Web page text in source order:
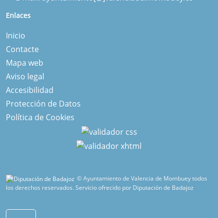
Enlaces
Inicio
Contacte
Mapa web
Aviso legal
Accesibilidad
Protección de Datos
Política de Cookies
© Ayuntamiento de Valencia de Mombuey todos
los derechos reservados.Servicio ofrecido por Diputación de Badajoz